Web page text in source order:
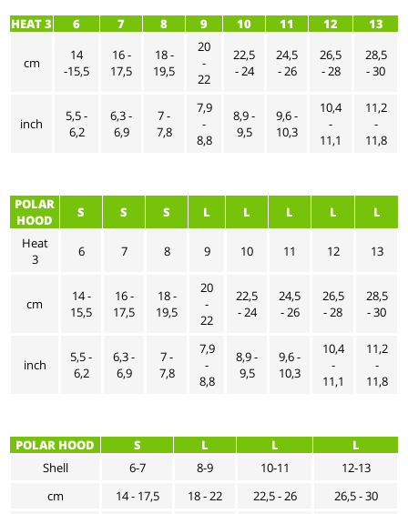
HEAT 3 6 7 8 9 10 11 12 13
cm
14
-15,5
16 -
17,5
18 -
19,5
20
-
22
22,5
- 24
24,5
- 26
26,5
- 28
28,5
- 30
inch
5,5 -
6,2
6,3 -
6,9
7 -
7,8
7,9
-
8,8
8,9 -
9,5
9,6 -
10,3
10,4
-
11,1
11,2
-
11,8
POLAR
HOOD
S S S L L L L
L
Heat
3
6 7 8 9 10 11 12 13
cm
14 -
15,5
16 -
17,5
18 -
19,5
20
-
22
22,5
- 24
24,5
- 26
26,5
- 28
28,5
- 30
inch
5,5 -
6,2
6,3 -
6,9
7 -
7,8
7,9
-
8,8
8,9 -
9,5
9,6 -
10,3
10,4
-
11,1
11,2
-
11,8
POLAR HOOD S L L
L
Shell
6-7 8-9 10-11
12-13
cm
14 - 17,5 18 - 22 22,5 - 26
26,5 - 30